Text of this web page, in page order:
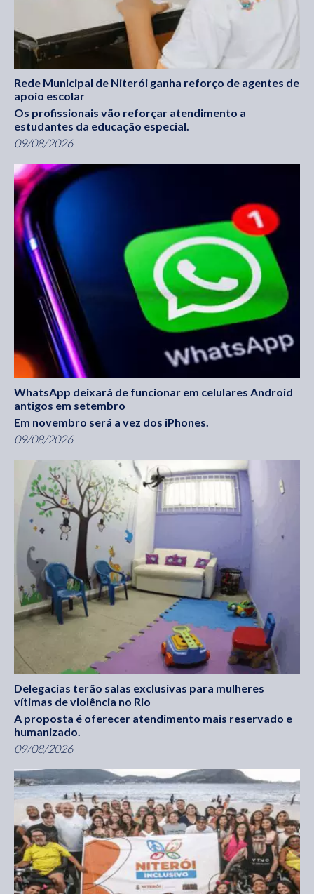
Rede Municipal de Niterói ganha reforço de agentes de
apoio escolar
Os profissionais vão reforçar atendimento a
estudantes da educação especial.
09/08/2026
WhatsApp deixará de funcionar em celulares Android
antigos em setembro
Em novembro será a vez dos iPhones.
09/08/2026
Delegacias terão salas exclusivas para mulheres
vítimas de violência no Rio
A proposta é oferecer atendimento mais reservado e
humanizado.
09/08/2026